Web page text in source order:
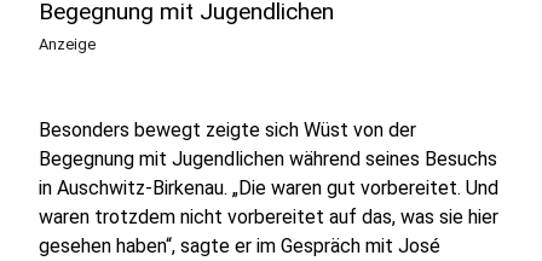
Begegnung mit Jugendlichen
Anzeige
Besonders bewegt zeigte sich Wüst von der
Begegnung mit Jugendlichen während seines Besuchs
in Auschwitz-Birkenau. „Die waren gut vorbereitet. Und
waren trotzdem nicht vorbereitet auf das, was sie hier
gesehen haben“, sagte er im Gespräch mit José